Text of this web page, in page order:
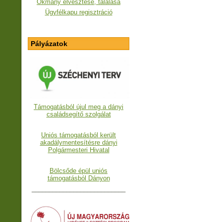
Okmány elvesztése, találása
Ügyfélkapu regisztráció
Pályázatok
Támogatásból újul meg a dányi
családsegítő szolgálat
Uniós támogatásból került
akadálymentesítésre dányi
Polgármesteri Hivatal
Bölcsőde épül uniós
támogatásból Dányon